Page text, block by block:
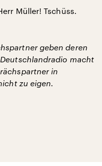
Müller! Tschüss.
geben deren
macht
in
zu eigen.